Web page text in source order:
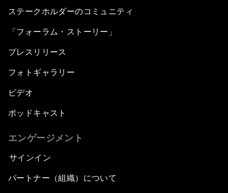
ステークホルダーのコミュニティ
「フォーラム・ストーリー」
プレスリリース
フォトギャラリー
ビデオ
ポッドキャスト
エンゲージメント
サインイン
パートナー（組織）について